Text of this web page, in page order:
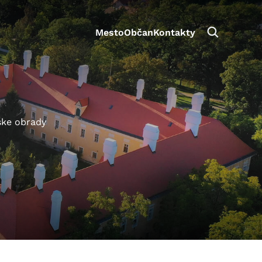
MestoObčanKontakty
obrady
aktivite a preferenciách.
alebo aby sa uložila